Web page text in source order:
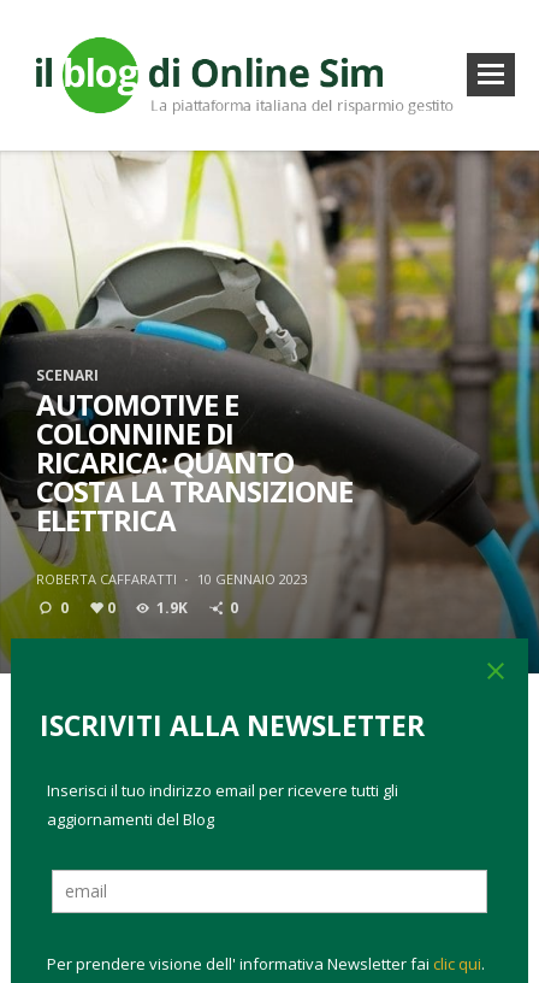
SCENARI
AUTOMOTIVE E
COLONNINE DI
RICARICA: QUANTO
COSTA LA TRANSIZIONE
ELETTRICA
ROBERTA CAFFARATTI · 10 GENNAIO 2023
0 0 1.9K 0
megatrend investimento
portafogli modello
elettrichedel governo italiano. Il tema sono lecolonnine di
ricarica: il governo ha stanziato per il
condomini) per rimborsare l’80% dell’investimento per
close
ISCRIVITI ALLA NEWSLETTER
Inserisci il tuo indirizzo email per ricevere tutti gli
aggiornamenti del Blog
Per prendere visione dell' informativa Newsletter fai clic qui.